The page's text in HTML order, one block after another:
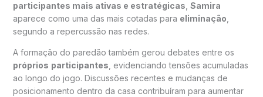
participantes mais ativas e estratégicas Samira
aparece como uma das mais cotadas para eliminação
segundo a repercussão nas redes.
A formação do paredão também gerou debates entre os
próprios participantes , evidenciando tensões acumuladas
ao longo do jogo. Discussões recentes e mudanças de
posicionamento dentro da casa contribuíram para aumentar